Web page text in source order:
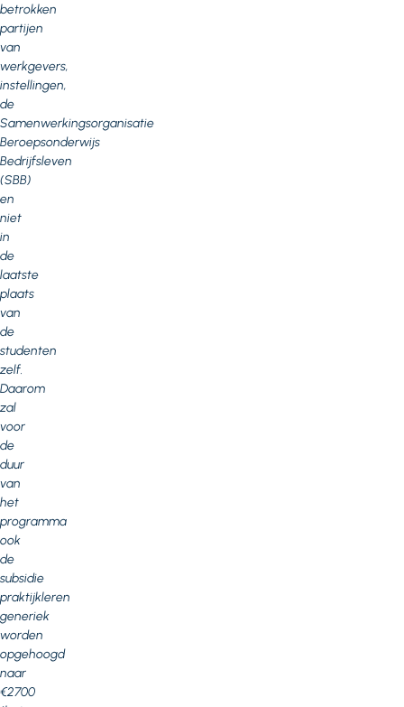
betrokken
partijen
van
werkgevers,
instellingen,
de
Samenwerkingsorganisatie
Beroepsonderwijs
Bedrijfsleven
(SBB)
en
niet
in
de
laatste
plaats
van
de
studenten
zelf.
Daarom
zal
voor
de
duur
van
het
programma
ook
de
subsidie
praktijkleren
generiek
worden
opgehoogd
naar
€2700